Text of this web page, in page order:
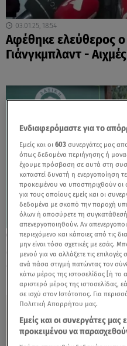
03.01.25, 18:54
Αφέθηκε ελεύθερος ο
Γιάνγκμπλαντ -
04.12.23, 18:02
Motor Oil: Με το
έμπρακτη
Ενδιαφερόμαστε για το
Εμείς και οι603 συνεργάτες μας
όπως δεδομένα περιήγησης ή
έχουμε πρόσβαση σε αυτά στη
καταστεί δυνατή η ενεργοποίηση
προκειμένου να υποστηριχθούν
για τους οποίους εμείς και οι
δεδομένα με σκοπό την παροχή
όλων ή αποσύρετε τη συγκατάθεσή
απενεργοποιηθούν. Αν
περιεχόμενο και κάποιες από τις
μην είναι τόσο σχετικές με εσάς.
μενού για να αλλάξετε τις
ανά πάσα στιγμή πατώντας τον
κάτω μέρος της ιστοσελίδας [ή το
αριστερό μέρος της ιστοσελίδας,
σε ισχύ στον Ιστότοπος. Για
Πολιτική Απορρήτου μας.
Εμείς και οι συνεργάτες
προκειμένου να